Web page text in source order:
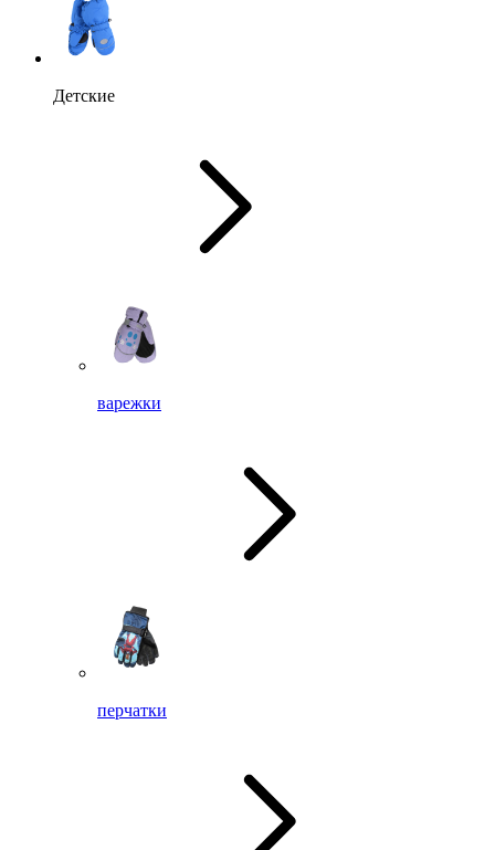
Детские
варежки
перчатки